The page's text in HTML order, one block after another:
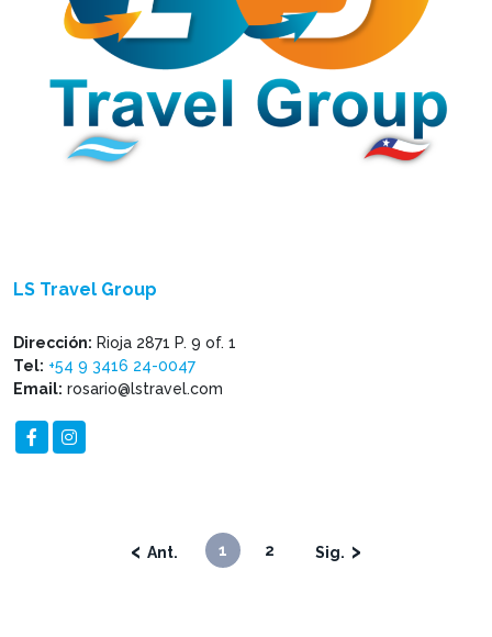
LS Travel Group
Dirección: Rioja 2871 P. 9 of. 1
Tel: +54 9 3416 24-0047
Email: rosario@lstravel.com
‹ 1 2 ›